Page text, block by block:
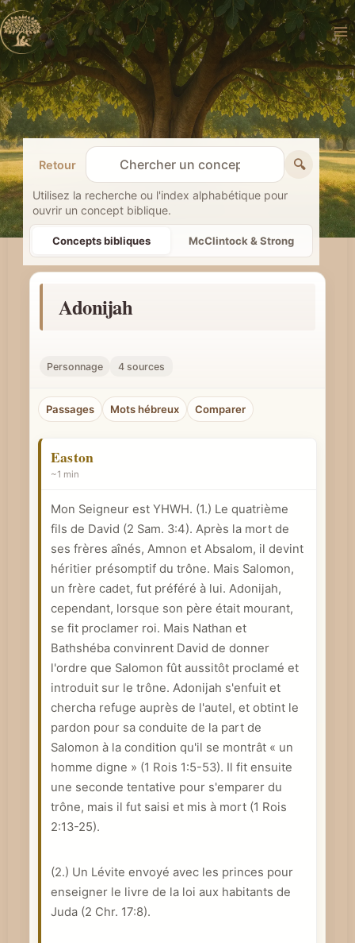
Aller
au
contenu
Retour
R
e
c
h
e
c
r
n
o
e
p
i
b
l
i
q
u
e
🔍
Utilisez la recherche ou l'index alphabétique pour
ouvrir un concept biblique.
Concepts bibliques McClintock & Strong
Adonijah
Personnage 4 sources
Passages Mots hébreux Comparer
Easton
~1 min
Mon Seigneur est YHWH. (1.) Le quatrième
fils de David (2 Sam. 3:4). Après la mort de
ses frères aînés, Amnon et Absalom, il devint
héritier présomptif du trône. Mais Salomon,
un frère cadet, fut préféré à lui. Adonijah,
cependant, lorsque son père était mourant,
se fit proclamer roi. Mais Nathan et
Bathshéba convinrent David de donner
l'ordre que Salomon fût aussitôt proclamé et
introduit sur le trône. Adonijah s'enfuit et
chercha refuge auprès de l'autel, et obtint le
pardon pour sa conduite de la part de
Salomon à la condition qu'il se montrât « un
homme digne » (1 Rois 1:5-53). Il fit ensuite
une seconde tentative pour s'emparer du
trône, mais il fut saisi et mis à mort (1 Rois
2:13-25).
(2.) Un Lévite envoyé avec les princes pour
enseigner le livre de la loi aux habitants de
Juda (2 Chr. 17:8).